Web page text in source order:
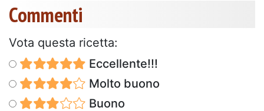
Commenti
Vota questa ricetta:
Eccellente!!!
Molto buono
Buono